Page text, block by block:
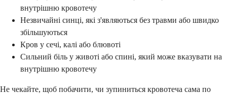
внутрішню кровотечу
Незвичайні синці, які з'являються без травми або швидко
збільшуються
Кров у сечі, калі або блювоті
Сильний біль у животі або спині, який може вказувати на
внутрішню кровотечу
Не чекайте, щоб побачити, чи зупиниться кровотеча сама по